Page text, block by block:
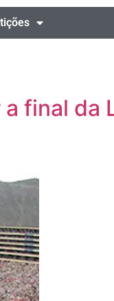
final da